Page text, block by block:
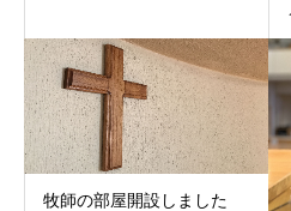
牧師の部屋開設しました